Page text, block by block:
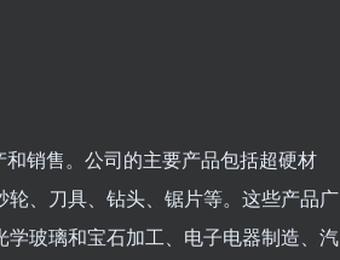
销售。公司的主要产品包括超硬材
、刀具、钻头、锯片等。这些产品广
玻璃和宝石加工、电子电器制造、汽